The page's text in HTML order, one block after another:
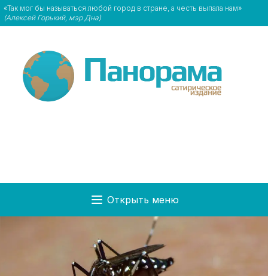
«Так мог бы называться любой город в стране, а честь выпала нам»
(Алексей Горький, мэр Дна)
Открыть меню